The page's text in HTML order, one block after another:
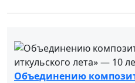
Объединению